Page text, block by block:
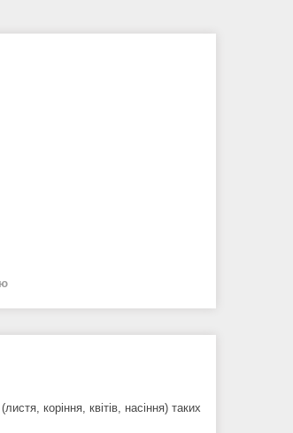
коріння, квітів, насіння) таких